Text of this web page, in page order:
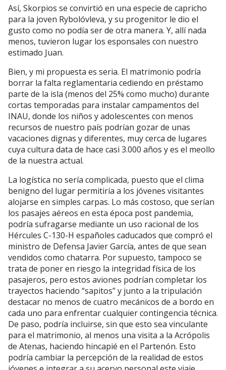
Así, Skorpios se convirtió en una especie de capricho
para la joven Rybolóvleva, y su progenitor le dio el
gusto como no podía ser de otra manera. Y, allí nada
menos, tuvieron lugar los esponsales con nuestro
estimado Juan.
Bien, y mi propuesta es seria. El matrimonio podría
borrar la falta reglamentaria cediendo en préstamo
parte de la isla (menos del 25% como mucho) durante
cortas temporadas para instalar campamentos del
INAU, donde los niños y adolescentes con menos
recursos de nuestro país podrían gozar de unas
vacaciones dignas y diferentes, muy cerca de lugares
cuya cultura data de hace casi 3.000 años y es el meollo
de la nuestra actual.
La logística no sería complicada, puesto que el clima
benigno del lugar permitiría a los jóvenes visitantes
alojarse en simples carpas. Lo más costoso, que serían
los pasajes aéreos en esta época post pandemia,
podría sufragarse mediante un uso racional de los
Hércules C-130-H españoles caducados que compró el
ministro de Defensa Javier García, antes de que sean
vendidos como chatarra. Por supuesto, tampoco se
trata de poner en riesgo la integridad física de los
pasajeros, pero estos aviones podrían completar los
trayectos haciendo “sapitos” y junto a la tripulación
destacar no menos de cuatro mecánicos de a bordo en
cada uno para enfrentar cualquier contingencia técnica.
De paso, podría incluirse, sin que esto sea vinculante
para el matrimonio, al menos una visita a la Acrópolis
de Atenas, haciendo hincapié en el Partenón. Esto
podría cambiar la percepción de la realidad de estos